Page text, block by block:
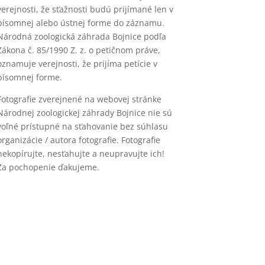
že sťažnosti budú prijímané len v
alebo ústnej forme do záznamu.
zoologická záhrada Bojnice podľa
č. 85/1990 Z. z. o petičnom práve,
verejnosti, že prijíma petície v
forme.
zverejnené na webovej stránke
zoologickej záhrady Bojnice nie sú
prístupné na sťahovanie bez súhlasu
/ autora fotografie. Fotografie
nesťahujte a neupravujte ich!
pochopenie ďakujeme.